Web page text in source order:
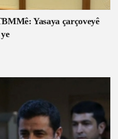
Yasaya çarçoveyê